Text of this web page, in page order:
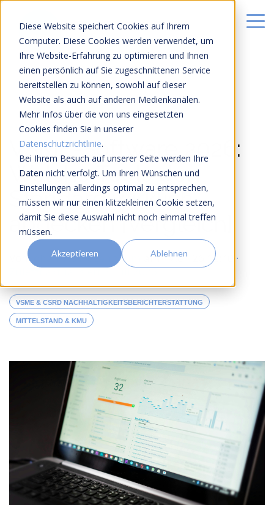
Diese Website speichert Cookies auf Ihrem
Computer. Diese Cookies werden verwendet, um
Ihre Website-Erfahrung zu optimieren und Ihnen
einen persönlich auf Sie zugeschnittenen Service
bereitstellen zu können, sowohl auf dieser
Website als auch auf anderen Medienkanälen.
Mehr Infos über die von uns eingesetzten
Cookies finden Sie in unserer
Datenschutzrichtlinie.
Bei Ihrem Besuch auf unserer Seite werden Ihre
Daten nicht verfolgt. Um Ihren Wünschen und
Einstellungen allerdings optimal zu entsprechen,
müssen wir nur einen klitzekleinen Cookie setzen,
damit Sie diese Auswahl nicht noch einmal treffen
müssen.
Akzeptieren Ablehnen
21 MIN LESEZEIT
VSME-Software 2026:
Welche Tools den
Standard wirklich
abdecken [Vergleich]
Von Johannes Fiegenbaum am17.04.26 12:40 ·
Zuletzt aktualisiert 2. Juli 2026
VSME & CSRD NACHHALTIGKEITSBERICHTERSTATTUNG
MITTELSTAND & KMU